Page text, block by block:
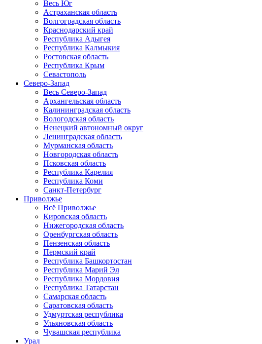
Весь Юг
Астраханская область
Волгоградская область
Краснодарский край
Республика Адыгея
Республика Калмыкия
Ростовская область
Республика Крым
Севастополь
Северо-Запад
Весь Северо-Запад
Архангельская область
Калининградская область
Вологодская область
Ненецкий автономный округ
Ленинградская область
Мурманская область
Новгородская область
Псковская область
Республика Карелия
Республика Коми
Санкт-Петербург
Приволжье
Всё Приволжье
Кировская область
Нижегородская область
Оренбургская область
Пензенская область
Пермский край
Республика Башкортостан
Республика Марий Эл
Республика Мордовия
Республика Татарстан
Самарская область
Саратовская область
Удмуртская республика
Ульяновская область
Чувашская республика
Урал